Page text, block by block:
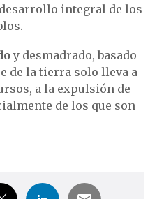
integral de los
y desmadrado, basado
de la tierra solo lleva a
a la expulsión de
de los que son